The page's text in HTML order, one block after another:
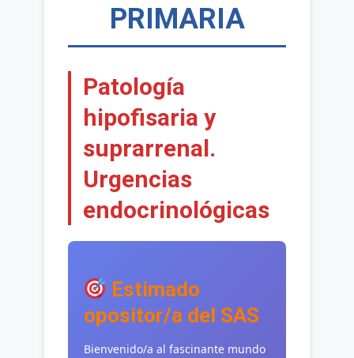
Y
Suprarrenal.
PRIMARIA
Patología
hipofisaria y
suprarrenal.
Urgencias
endocrinológicas
Estimado
opositor/a del SAS
Bienvenido/a al fascinante mundo